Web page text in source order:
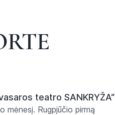
teatro SANKRYŽA“
mėnesį. Rugpjūčio pirmą